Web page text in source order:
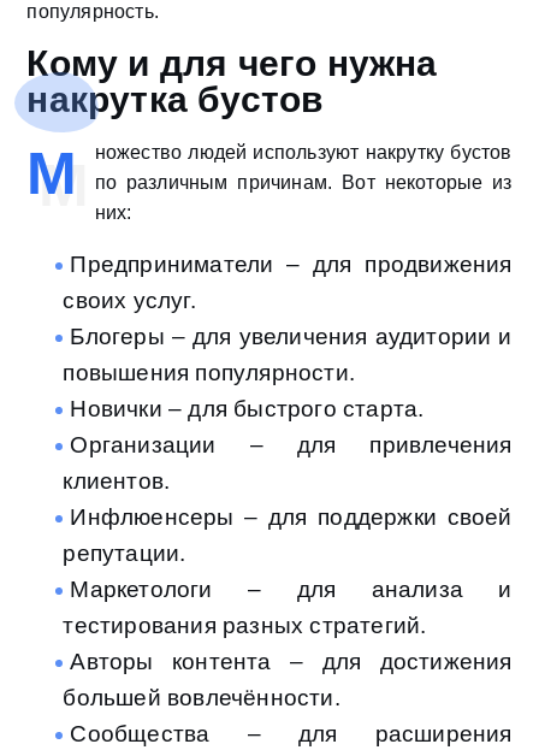
популярность.
Кому и для чего нужна
накрутка бустов
М
ножество людей используют накрутку бустов
по различным причинам. Вот некоторые из
них:
Предприниматели – для продвижения
своих услуг.
Блогеры – для увеличения аудитории и
повышения популярности.
Новички – для быстрого старта.
Организации – для привлечения
клиентов.
Инфлюенсеры – для поддержки своей
репутации.
Маркетологи – для анализа и
тестирования разных стратегий.
Авторы контента – для достижения
большей вовлечённости.
Сообщества – для расширения